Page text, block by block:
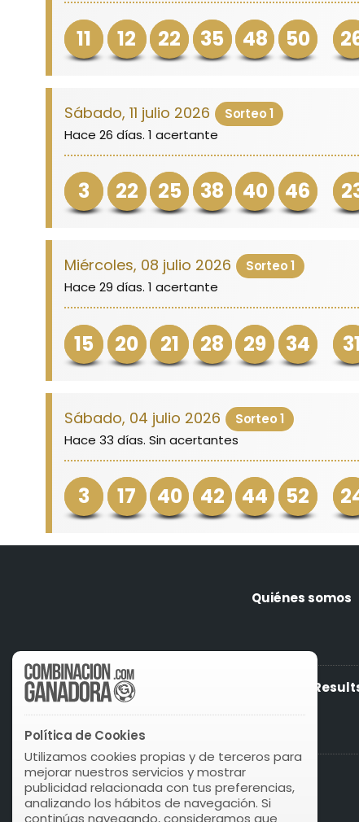
11 12 22 35 48 50
Sábado, 11 julio 2026
Sorteo 1
Hace 26 días. 1 acertante
3 22 25 38 40 46
Miércoles, 08 julio 2026
Sorteo 1
Hace 29 días. 1 acertante
15 20 21 28 29 34
Sábado, 04 julio 2026
Sorteo 1
Hace 33 días. Sin acertantes
3 17 40 42 44 52
Quiénes somos
Lotto South Africa Plus
Política de Cookies
Utilizamos cookies propias y de terceros para
mejorar nuestros servicios y mostrar
publicidad relacionada con tus preferencias,
analizando los hábitos de navegación. Si
continúas navegando, consideramos que